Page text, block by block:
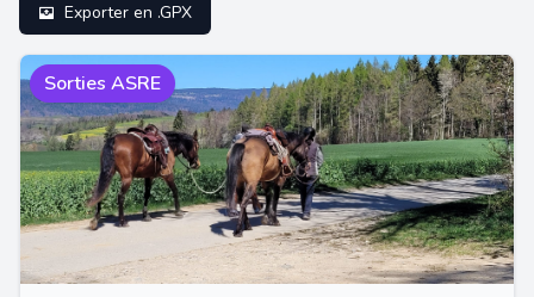
Exporter en .GPX
Sorties ASRE